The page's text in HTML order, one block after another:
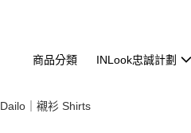
商品分類 INLook忠誠計劃
Dailo｜襯衫 Shirts